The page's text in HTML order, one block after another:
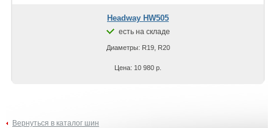
Headway HW505
есть на складе
Диаметры: R19, R20
Цена: 10 980 р.
Вернуться в каталог шин